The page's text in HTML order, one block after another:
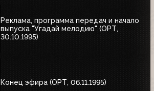
Реклама, программа передач и начало
выпуска "Угадай мелодию" (ОРТ,
30.10.1995)
Конец эфира (ОРТ, 06.11.1995)